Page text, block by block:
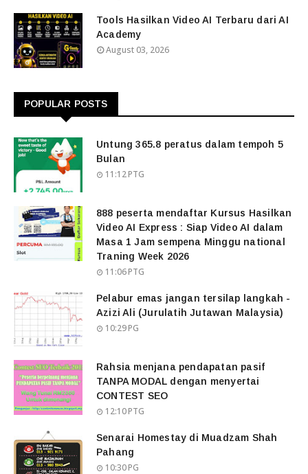
Tools Hasilkan Video AI Terbaru dari AI
Academy
August 03, 2026
POPULAR POSTS
Untung 365.8 peratus dalam tempoh 5
Bulan
11:12 PTG
888 peserta mendaftar Kursus Hasilkan
Video AI Express : Siap Video AI dalam
Masa 1 Jam sempena Minggu national
Traning Week 2026
11:06 PTG
Pelabur emas jangan tersilap langkah -
Azizi Ali (Jurulatih Jutawan Malaysia)
10:29 PG
Rahsia menjana pendapatan pasif
TANPA MODAL dengan menyertai
CONTEST SEO
12:10 PTG
Senarai Homestay di Muadzam Shah
Pahang
10:30 PG